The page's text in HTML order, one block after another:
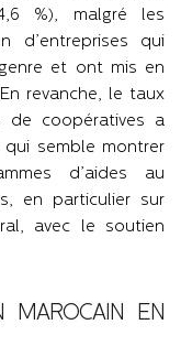
%), malgré les
d’entreprises qui
et ont mis en
revanche, le taux
de coopératives a
qui semble montrer
d’aides au
en particulier sur
avec le soutien
MAROCAIN EN